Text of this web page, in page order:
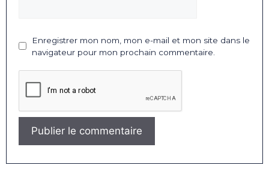
Enregistrer mon nom, mon e-mail et mon site dans le
navigateur pour mon prochain commentaire.